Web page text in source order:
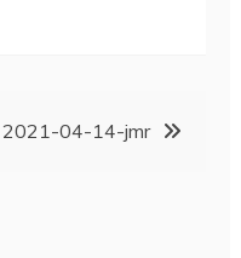
2021-04-14-jmr